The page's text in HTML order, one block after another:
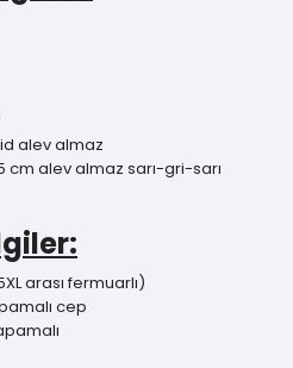
alev almaz
cm alev almaz sarı-gri-sarı
arası fermuarlı)
cep